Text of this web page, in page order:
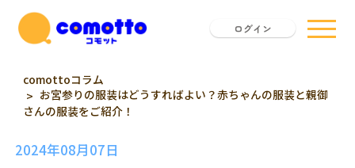
ログイン
comottoコラム
お宮参りの服装はどうすればよい？赤ちゃんの服装と親御
さんの服装をご紹介！
2024年08月07日